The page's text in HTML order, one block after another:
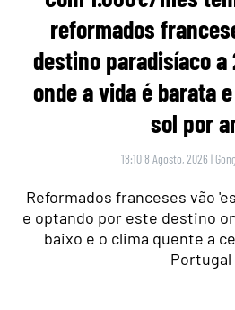
reformados
destino paradisíaco a
onde a vida é barata
sol por
18:10 8 Agosto, 2026 |
Reformados franceses vão
e optando por este destino
baixo e o clima quente a
Portugal